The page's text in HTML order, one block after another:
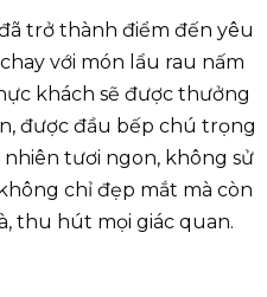
trở thành điểm đến yêu
với món lẩu rau nấm
khách sẽ được thưởng
được đầu bếp chú trọng
tươi ngon, không sử
chỉ đẹp mắt mà còn
thu hút mọi giác quan.